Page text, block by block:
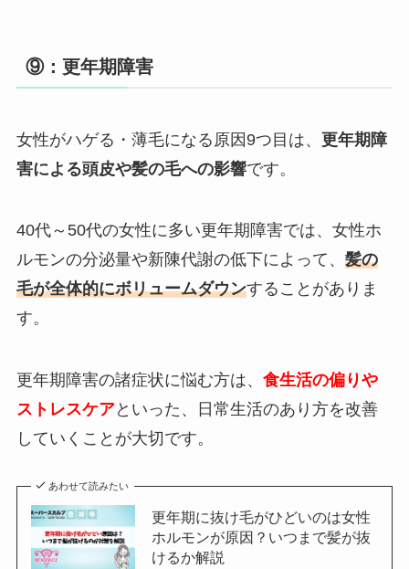
⑨：更年期障害
女性がハゲる・薄毛になる原因9つ目は、 更年期障
害による頭皮や髪の毛への影響です。
40代～50代の女性に多い更年期障害では、女性ホ
ルモンの分泌量や新陳代謝の低下によって、 髪の
毛が全体的にボリュームダウンすることがありま
す。
更年期障害の諸症状に悩む方は、 食生活の偏りや
ストレスケアといった、日常生活のあり方を改善
していくことが大切です。
あわせて読みたい
更年期に抜け毛がひどいのは女性
ホルモンが原因？いつまで髪が抜
けるか解説